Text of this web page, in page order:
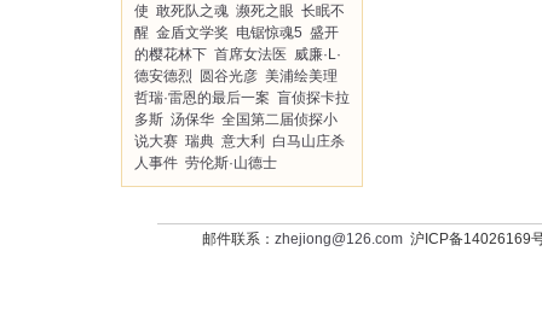
使 敢死队之魂 濒死之眼 长眠不
醒 金盾文学奖 电锯惊魂5 盛开
的樱花林下 首席女法医 威廉·L·
德安德烈
圆谷光彦 美浦绘美理
哲瑞·雷恩的最后一案 盲侦探卡拉
多斯 汤保华 全国第二届侦探小
说大赛 瑞典 意大利
白马山庄杀
人事件 劳伦斯·山德士
邮件联系： zhejiong@126.com沪ICP备14026169